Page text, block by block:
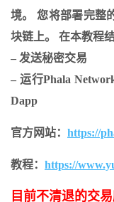
境。 您将部署完整
块链上。 在本教程
– 发送秘密交易
– 运行Phala
Dapp
官方网站： https://
教程： https://
目前不清退的交易